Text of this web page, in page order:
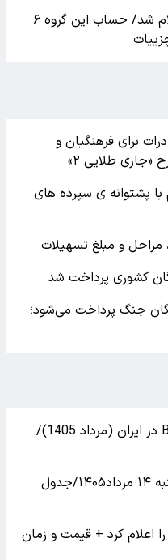
زمان واریز یارانه جدید دولت اعلام شد/ حساب این گروه ۶
برای فرهنگیان و
طلایی ۲»
با پشتوانه ی سپرده های
مراحل و مبلغ تسهیلات
جنگ پرداخت می‌شود؛
اولین بخشنامه فروش تویوتا BZ5 در ایران (مرداد 1405)/
قیمت خودرو در بازار آزاد چهارشنبه ۱۴ مرداد۱۴۰۵/جدول
اعلام کرد + قیمت و زمان